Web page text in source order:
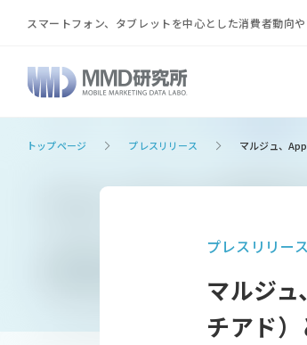
スマートフォン、タブレットを中心とした消費者動向
トップページ プレスリリース マルジュ、
プレスリリース
マルジ
チアド